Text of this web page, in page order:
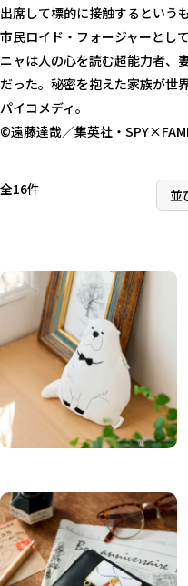
出席して標的に接触するという
市民ロイド・フォージャーとし
ニャは人の心を読む超能力者、
だった。秘密を抱えた家族が世
パイコメディ。
©遠藤達哉／集英社・
全16件